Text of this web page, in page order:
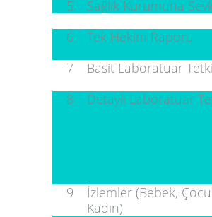
5
Sağlık Kurumuna
6
Tek Hekim Raporu
7
Basit Laboratuar
8
Detaylı Laboratuar
9
İzlemler (Bebek,
Kadın)